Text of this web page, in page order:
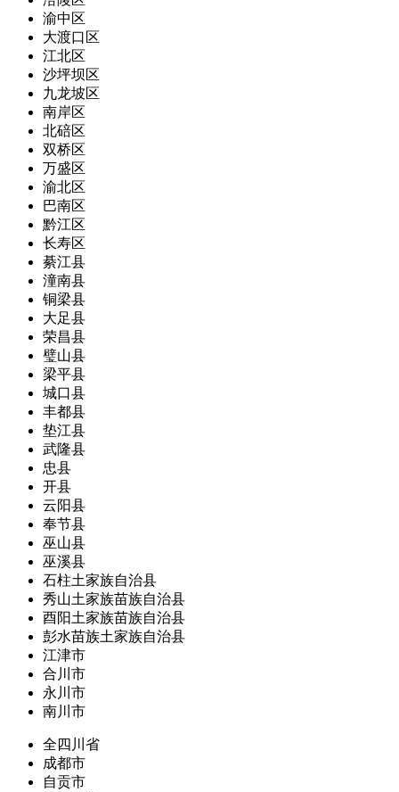
渝中区
大渡口区
江北区
沙坪坝区
九龙坡区
南岸区
北碚区
双桥区
万盛区
渝北区
巴南区
黔江区
长寿区
綦江县
潼南县
铜梁县
大足县
荣昌县
璧山县
梁平县
城口县
丰都县
垫江县
武隆县
忠县
开县
云阳县
奉节县
巫山县
巫溪县
石柱土家族自治县
秀山土家族苗族自治县
酉阳土家族苗族自治县
彭水苗族土家族自治县
江津市
合川市
永川市
南川市
全四川省
成都市
自贡市